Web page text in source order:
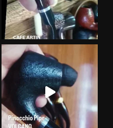
کسب و کار نشین یه دوستی می‌گفت هم